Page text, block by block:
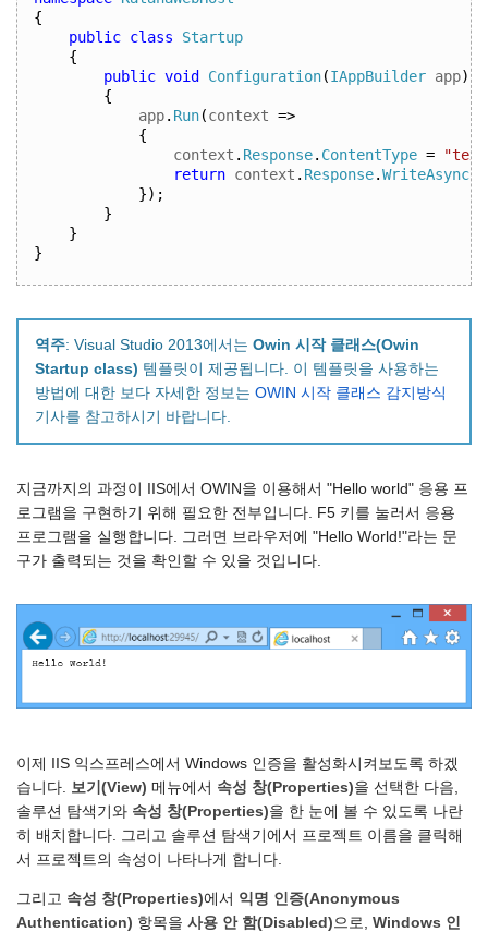
{
public class
Startup
{
public void Configuration(IAppBuilder app)
{
app. Run(context =>
{
context . Response. ContentType =
return context . Response.WriteAsync(
});
}
}
}
역주: Visual Studio 2013에서는 Owin 시작 클래스(Owin
Startup class) 템플릿이 제공됩니다. 이 템플릿을 사용하는
방법에 대한 보다 자세한 정보는 OWIN 시작 클래스 감지방식
기사를 참고하시기 바랍니다.
지금까지의 과정이 IIS에서 OWIN을 이용해서 "Hello world" 응용 프
로그램을 구현하기 위해 필요한 전부입니다. F5 키를 눌러서 응용
프로그램을 실행합니다. 그러면 브라우저에 "Hello World!"라는 문
구가 출력되는 것을 확인할 수 있을 것입니다.
이제 IIS 익스프레스에서 Windows 인증을 활성화시켜보도록 하겠
습니다. 보기(View) 메뉴에서 속성 창(Properties)을 선택한 다음,
솔루션 탐색기와 속성 창(Properties)을 한 눈에 볼 수 있도록 나란
히 배치합니다. 그리고 솔루션 탐색기에서 프로젝트 이름을 클릭해
서 프로젝트의 속성이 나타나게 합니다.
그리고 속성 창(Properties)에서 익명 인증(Anonymous
Authentication) 항목을 사용 안 함(Disabled) 으로, Windows 인